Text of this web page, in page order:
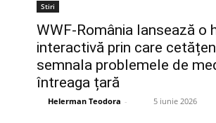
Stiri
WWF-România lansează o
interactivă prin care
semnala problemele de
întreaga țară
Helerman Teodora - 5 iunie 2026